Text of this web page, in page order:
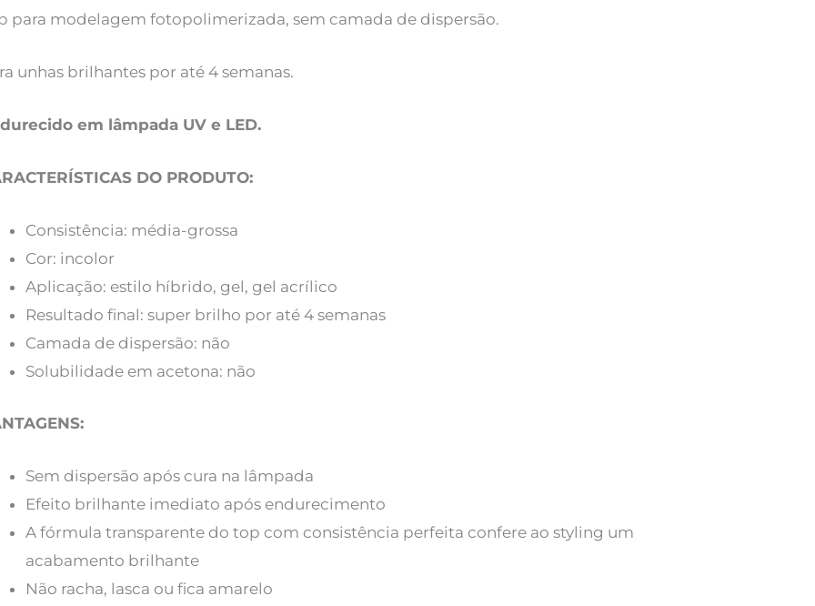
para modelagem fotopolimerizada, sem camada de dispersão.
unhas brilhantes por até 4 semanas.
em lâmpada UV e LED.
DO PRODUTO:
Consistência: média-grossa
Cor: incolor
Aplicação: estilo híbrido, gel, gel acrílico
Resultado final: super brilho por até 4 semanas
Camada de dispersão: não
Solubilidade em acetona: não
Sem dispersão após cura na lâmpada
Efeito brilhante imediato após endurecimento
A fórmula transparente do top com consistência perfeita confere ao styling um
acabamento brilhante
Não racha, lasca ou fica amarelo